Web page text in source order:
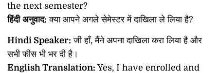
the next semester?
हिंदी अनुवाद: क्या आपने अगले सेमेस्टर में दाखिला ले लिया है?
Hindi Speaker: जी हाँ, मैंने अपना दाखिला करा लिया है और
सभी फीस भी भर दी है।
English Translation: Yes, I have enrolled and